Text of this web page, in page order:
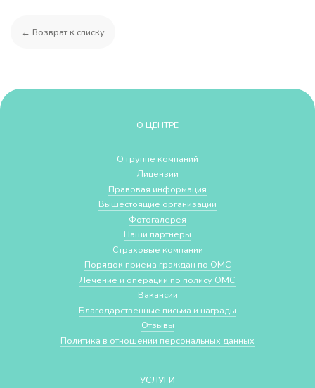
← Возврат к списку
О ЦЕНТРЕ
О группе компаний
Лицензии
Правовая информация
Вышестоящие организации
Фотогалерея
Наши партнеры
Страховые компании
Порядок приема граждан по ОМС
Лечение и операции по полису ОМС
Вакансии
Благодарственные письма и награды
Отзывы
Политика в отношении персональных данных
УСЛУГИ